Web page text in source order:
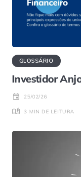
GLOSSÁRIO
Investidor
25/02/26
3 MIN DE LEITURA